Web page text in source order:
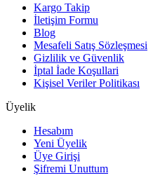
Kargo Takip
İletişim Formu
Blog
Mesafeli Satış Sözleşmesi
Gizlilik ve Güvenlik
İptal İade Koşullari
Kişisel Veriler Politikası
Üyelik
Hesabım
Yeni Üyelik
Üye Girişi
Şifremi Unuttum